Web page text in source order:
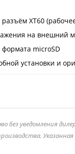
XT60
на внешний
microSD
установки и
без уведомления